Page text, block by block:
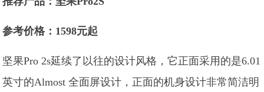
参考价格：1598元起
坚果Pro 2s延续了以往的设计风格，它正面采用的是6.01
英寸的Almost 全面屏设计，正面的机身设计非常简洁明